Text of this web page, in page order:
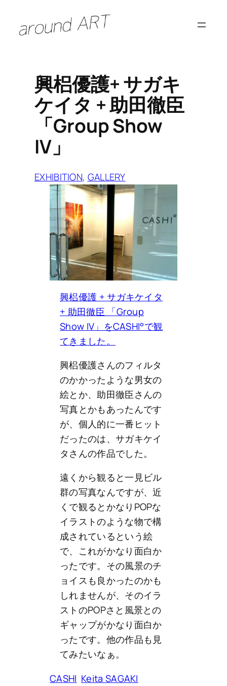
興梠優護+ サガキ
ケイタ + 助田徹臣
「Group Show
IV」
EXHIBITION, GALLERY
興梠優護 + サガキケイタ
+ 助田徹臣 「Group
Show IV」をCASHI°で観
てきました。
興梠優護さんのフィルタ
のかかったような男女の
絵とか、助田徹臣さんの
写真とかもあったんです
が、個人的に一番ヒット
だったのは、サガキケイ
タさんの作品でした。
遠くから観ると一見ビル
群の写真なんですが、近
くで観るとかなりPOPな
イラストのような物で構
成されているという絵
で、これがかなり面白か
ったです。その風景のチ
ョイスも良かったのかも
しれませんが、そのイラ
ストのPOPさと風景との
ギャップがかなり面白か
ったです。他の作品も見
てみたいなぁ。
CASHI Keita SAGAKI